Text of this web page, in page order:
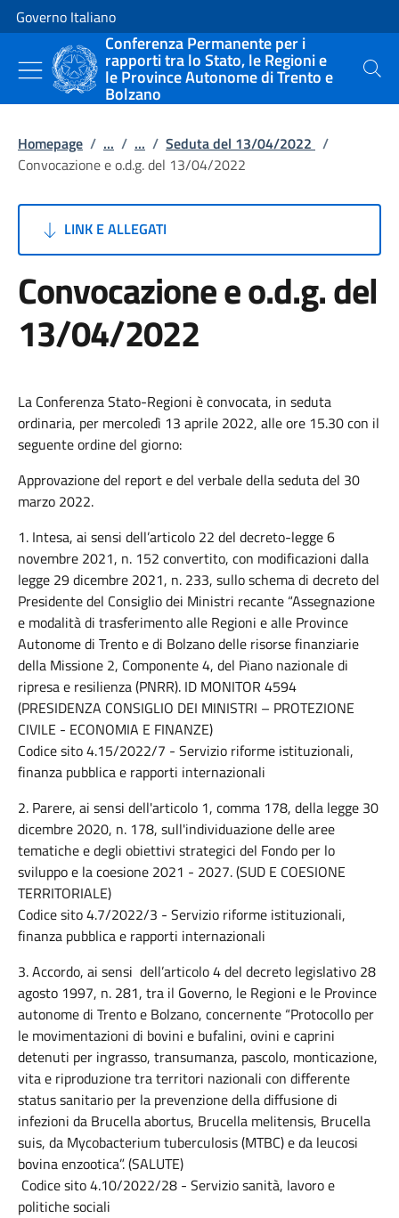
Vai al contenuto
Vai alla navigazione del sito
Governo Italiano
Conferenza Permanente per i
rapporti tra lo Stato, le Regioni e
le Province Autonome di Trento e
Bolzano
Cerca
Homepage / ... / ... / Seduta del 13/04/2022 /
Convocazione e o.d.g. del 13/04/2022
LINK E ALLEGATI
Convocazione e o.d.g. del
13/04/2022
La Conferenza Stato-Regioni è convocata, in seduta
ordinaria, per mercoledì 13 aprile 2022, alle ore 15.30 con il
seguente ordine del giorno:
Approvazione del report e del verbale della seduta del 30
marzo 2022.
1. Intesa, ai sensi dell’articolo 22 del decreto-legge 6
novembre 2021, n. 152 convertito, con modificazioni dalla
legge 29 dicembre 2021, n. 233, sullo schema di decreto del
Presidente del Consiglio dei Ministri recante “Assegnazione
e modalità di trasferimento alle Regioni e alle Province
Autonome di Trento e di Bolzano delle risorse finanziarie
della Missione 2, Componente 4, del Piano nazionale di
ripresa e resilienza (PNRR). ID MONITOR 4594
(PRESIDENZA CONSIGLIO DEI MINISTRI – PROTEZIONE
CIVILE - ECONOMIA E FINANZE)
Codice sito 4.15/2022/7 - Servizio riforme istituzionali,
finanza pubblica e rapporti internazionali
2. Parere, ai sensi dell'articolo 1, comma 178, della legge 30
dicembre 2020, n. 178, sull'individuazione delle aree
tematiche e degli obiettivi strategici del Fondo per lo
sviluppo e la coesione 2021 - 2027. (SUD E COESIONE
TERRITORIALE)
Codice sito 4.7/2022/3 - Servizio riforme istituzionali,
finanza pubblica e rapporti internazionali
3. Accordo, ai sensi dell’articolo 4 del decreto legislativo 28
agosto 1997, n. 281, tra il Governo, le Regioni e le Province
autonome di Trento e Bolzano, concernente “Protocollo per
le movimentazioni di bovini e bufalini, ovini e caprini
detenuti per ingrasso, transumanza, pascolo, monticazione,
vita e riproduzione tra territori nazionali con differente
status sanitario per la prevenzione della diffusione di
infezioni da Brucella abortus, Brucella melitensis, Brucella
suis, da Mycobacterium tuberculosis (MTBC) e da leucosi
bovina enzootica”. (SALUTE)
Codice sito 4.10/2022/28 - Servizio sanità, lavoro e
politiche sociali